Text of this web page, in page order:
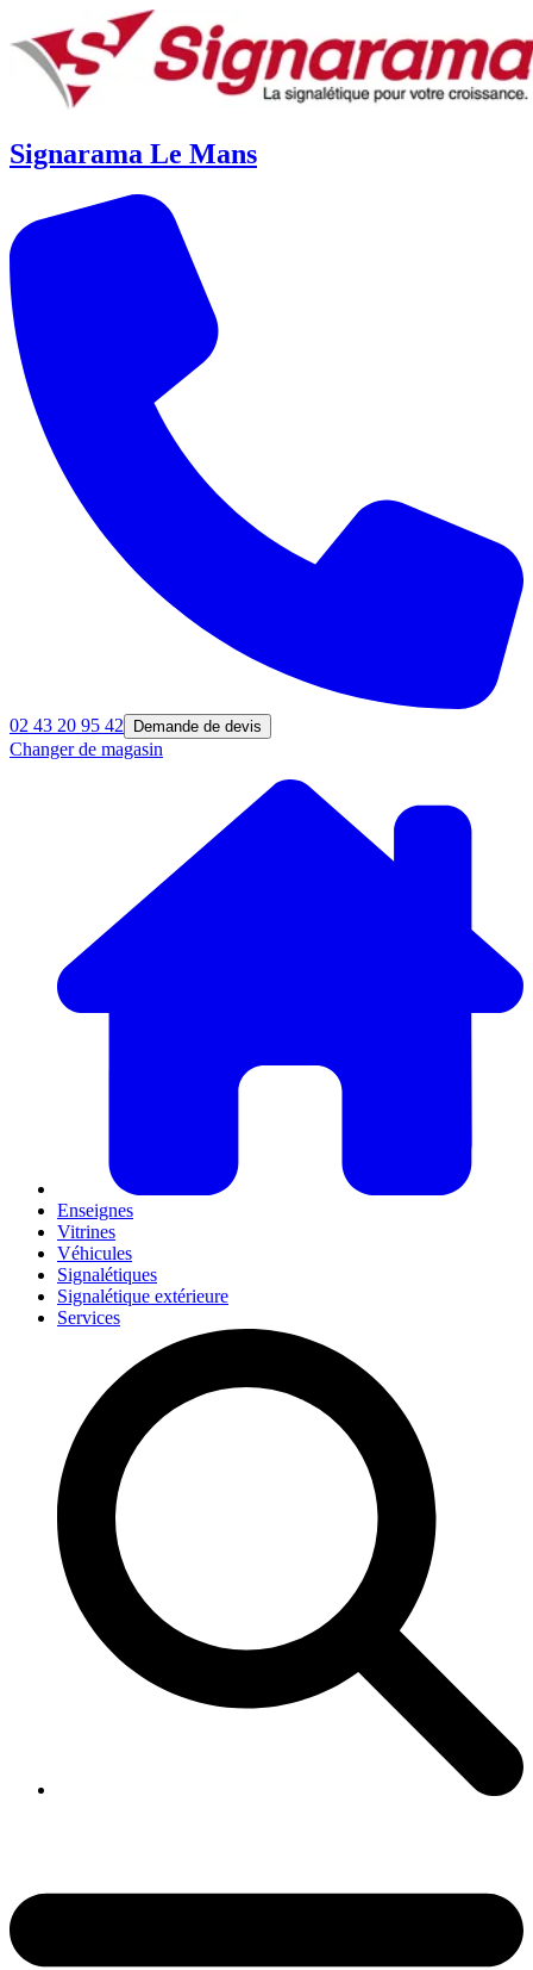
Signarama Le Mans
02 43 20 95 42 Demande de devis
Changer de magasin
Enseignes
Vitrines
Véhicules
Signalétiques
Signalétique extérieure
Services